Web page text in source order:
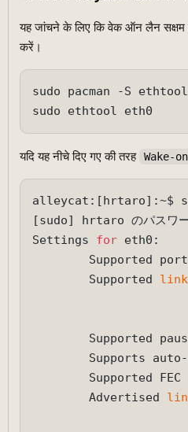
यह जांचने के लिए कि वेक ऑन लैन सक्षम
करें।
sudo pacman -S ethtool
यदि यह नीचे दिए गए की तरह Wake-
alleycat:[hrtaro]:~$
[sudo] hrtaro のパスワ
Settings for eth0:
Supported
        Supported
link
Supported
Supports
Supported FEC
        Advertised